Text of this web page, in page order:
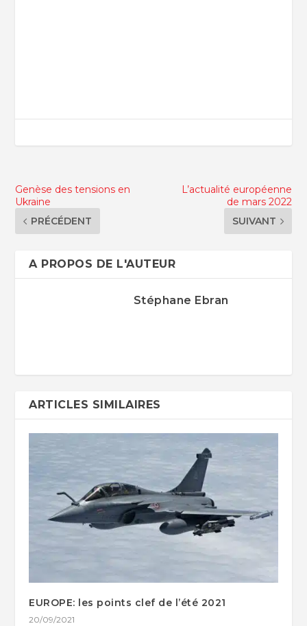
Genèse des tensions en
Ukraine
PRÉCÉDENT
L’actualité européenne
de mars 2022
SUIVANT
A PROPOS DE L'AUTEUR
Stéphane Ebran
ARTICLES SIMILAIRES
EUROPE: les points clef de l’été 2021
20/09/2021